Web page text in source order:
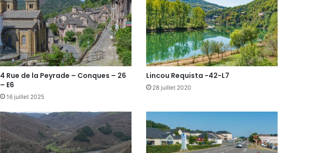
4 Rue de la Peyrade – Conques – 26
– E6
16 juillet 2025
Lincou Requista -42-L7
28 juillet 2020